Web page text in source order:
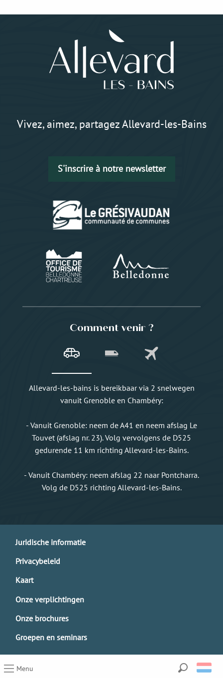
Menu
Vivez, aimez, partagez Allevard-les-Bains
S'inscrire à notre newsletter
Comment venir ?
Allevard-les-bains is bereikbaar via 2 snelwegen
vanuit Grenoble en Chambéry:
- Vanuit Grenoble: neem de A41 en neem afslag Le
Touvet (afslag nr. 23). Volg vervolgens de D525
gedurende 11 km richting Allevard-les-Bains.
- Vanuit Chambéry: neem afslag 22 naar Pontcharra.
Volg de D525 richting Allevard-les-Bains.
Juridische informatie
Privacybeleid
Kaart
Onze verplichtingen
Onze brochures
Groepen en seminars